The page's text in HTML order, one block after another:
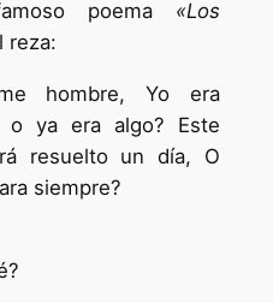
poema «Los
reza:
hombre, Yo era
o ya era algo? Este
resuelto un día, O
siempre?